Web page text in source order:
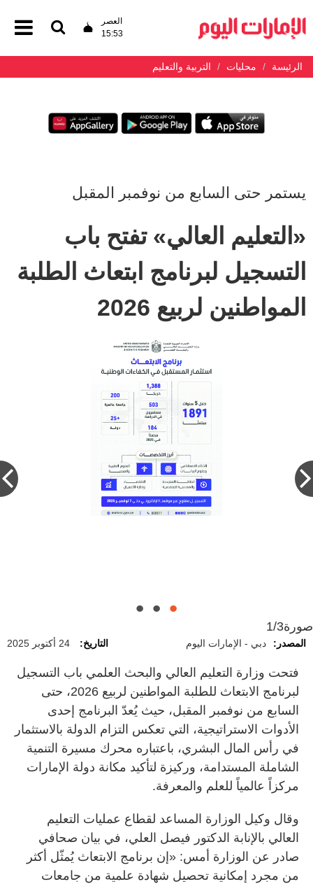
العصر
15:53
الرئيسة محليات التربية والتعليم
يستمر حتى السابع من نوفمبر المقبل
«التعليم العالي» تفتح باب
التسجيل لبرنامج ابتعاث الطلبة
المواطنين لربيع 2026
صورة1/3
المصدر: دبي - الإمارات اليوم التاريخ: 24 أكتوبر 2025
فتحت وزارة التعليم العالي والبحث العلمي باب التسجيل
لبرنامج الابتعاث للطلبة المواطنين لربيع 2026، حتى
السابع من نوفمبر المقبل، حيث يُعدّ البرنامج إحدى
الأدوات الاستراتيجية، التي تعكس التزام الدولة بالاستثمار
في رأس المال البشري، باعتباره محرك مسيرة التنمية
الشاملة المستدامة، وركيزة لتأكيد مكانة دولة الإمارات
مركزاً عالمياً للعلم والمعرفة.
وقال وكيل الوزارة المساعد لقطاع عمليات التعليم
العالي بالإنابة الدكتور فيصل العلي، في بيان صحافي
صادر عن الوزارة أمس: «إن برنامج الابتعاث يُمثّل أكثر
من مجرد إمكانية تحصيل شهادة علمية من جامعات